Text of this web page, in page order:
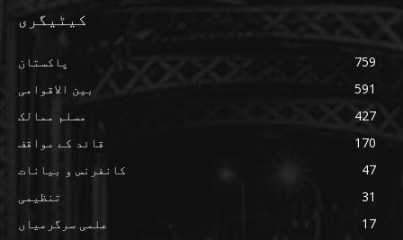
کیٹیگری
پاکستان
759
بین الاقوامی
591
مسلم ممالک
427
قائد کے مواقف
170
کانفرنس و بیانات
47
تنظیمی
31
علمی سرگرمیاں
17